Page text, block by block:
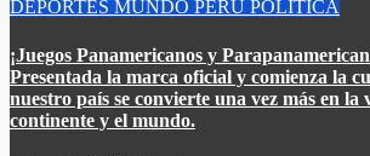
DEPORTES MUNDO PERÚ POLÍTICA
¡Juegos Panamericanos y
Presentada la marca oficial y comienza la
nuestro país se convierte una vez más en la
continente y el mundo.​